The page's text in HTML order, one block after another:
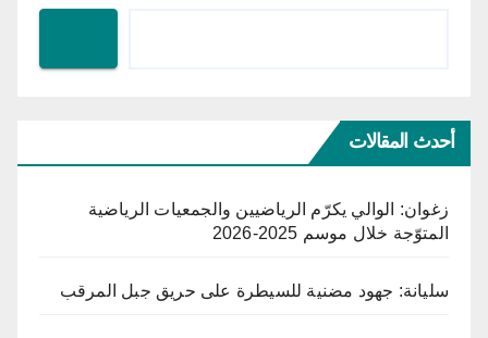
أحدث المقالات
زغوان: الوالي يكرّم الرياضيين والجمعيات الرياضية
المتوّجة خلال موسم 2025-2026
سليانة: جهود مضنية للسيطرة على حريق جبل المرقب